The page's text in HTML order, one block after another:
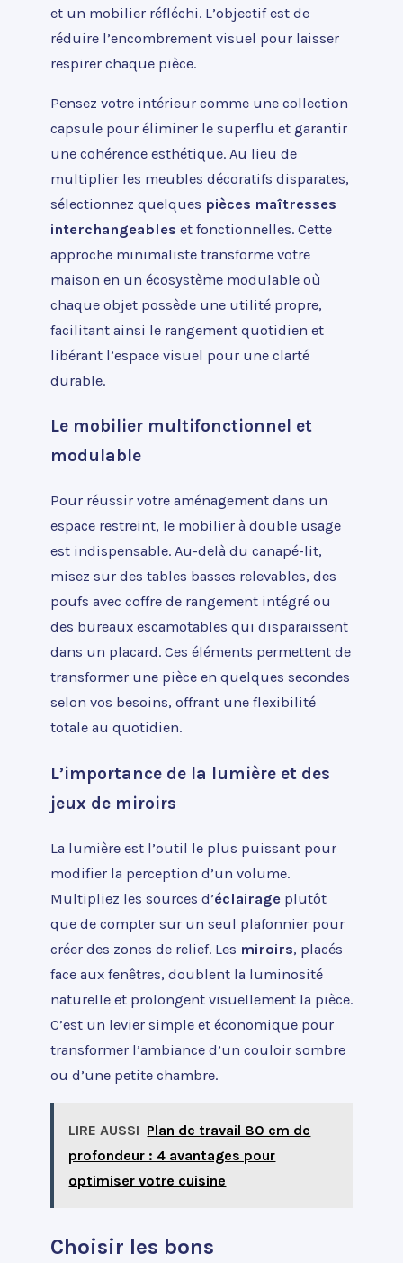
et un mobilier réfléchi. L’objectif est de
réduire l’encombrement visuel pour laisser
respirer chaque pièce.
Pensez votre intérieur comme une collection
capsule pour éliminer le superflu et garantir
une cohérence esthétique. Au lieu de
multiplier les meubles décoratifs disparates,
sélectionnez quelques pièces maîtresses
interchangeables et fonctionnelles. Cette
approche minimaliste transforme votre
maison en un écosystème modulable où
chaque objet possède une utilité propre,
facilitant ainsi le rangement quotidien et
libérant l’espace visuel pour une clarté
durable.
Le mobilier multifonctionnel et
modulable
Pour réussir votre aménagement dans un
espace restreint, le mobilier à double usage
est indispensable. Au-delà du canapé-lit,
misez sur des tables basses relevables, des
poufs avec coffre de rangement intégré ou
des bureaux escamotables qui disparaissent
dans un placard. Ces éléments permettent de
transformer une pièce en quelques secondes
selon vos besoins, offrant une flexibilité
totale au quotidien.
L’importance de la lumière et des
jeux de miroirs
La lumière est l’outil le plus puissant pour
modifier la perception d’un volume.
Multipliez les sources d’éclairage plutôt
que de compter sur un seul plafonnier pour
créer des zones de relief. Les miroirs, placés
face aux fenêtres, doublent la luminosité
naturelle et prolongent visuellement la pièce.
C’est un levier simple et économique pour
transformer l’ambiance d’un couloir sombre
ou d’une petite chambre.
LIRE AUSSI Plan de travail 80 cm de
profondeur : 4 avantages pour
optimiser votre cuisine
Choisir les bons